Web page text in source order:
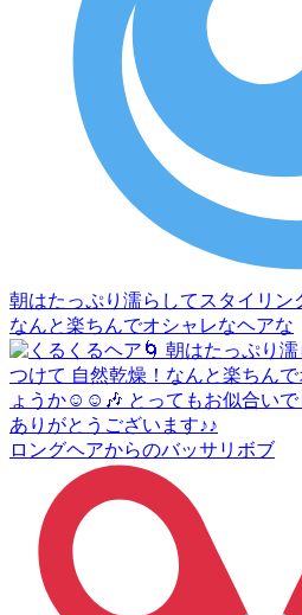
朝はたっぷり濡らしてスタイリン
なんと楽ちんでオシャレなヘアな
ロングヘアからのバッサリボブ